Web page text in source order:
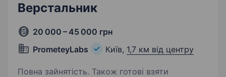
Верстальник
20 000 – 45 000 грн
PrometeyLabs
Київ, 1,7 км від центру
Повна зайнятість. Також готові взяти